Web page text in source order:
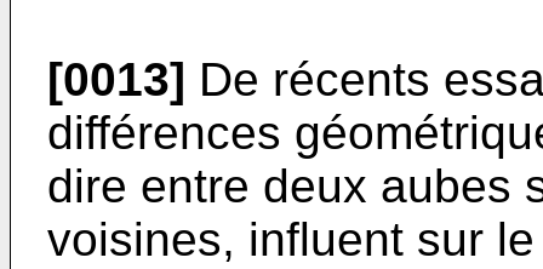
[0013] De récents
différences
dire entre deux aubes
voisines, influent sur